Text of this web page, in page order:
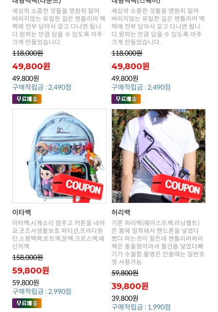
크게 만들었습니다.
118,000원
49,800원
49,800원
구매적립금 : 2,490점
크게 만들었습니다.
118,000원
49,800원
49,800원
구매적립금 : 2,490점
이타백
신저백
158,000원
59,800원
59,800원
구매적립금 : 2,990점
허리백
켓 사용가능
59,800원
39,800원
39,800원
구매적립금 : 1,990점